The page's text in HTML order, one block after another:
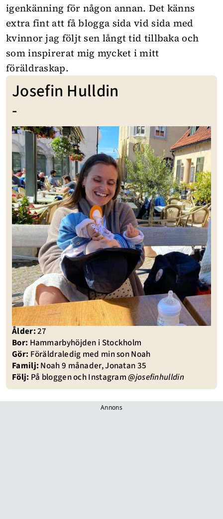
igenkänning för någon annan. Det känns
extra fint att få blogga sida vid sida med
kvinnor jag följt sen långt tid tillbaka och
som inspirerat mig mycket i mitt
föräldraskap.
Josefin Hulldin
-
Ålder:27
Bor: Hammarbyhöjden i Stockholm
Gör: Föräldraledig med min son Noah
Familj: Noah 9 månader, Jonatan 35
Följ: På bloggenoch Instagram@josefinhulldin
Annons